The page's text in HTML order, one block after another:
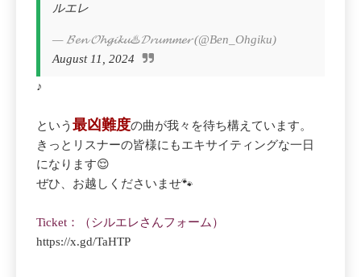
ルエレ
— 𝓑𝓮𝓷 𝓞𝓱𝓰𝓲𝓴𝓾♨️𝓓𝓻𝓾𝓶𝓶𝓮𝓻 (@Ben_Ohgiku)
August 11, 2024
♪
という 最凶難度の曲が我々を待ち構えています。
きっとリスナーの皆様にもエキサイティングな一日
になります😌
ぜひ、お越しくださいませ🐾
Ticket：（シルエレさんフォーム）
https://x.gd/TaHTP